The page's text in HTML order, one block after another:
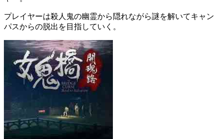
プレイヤーは殺人鬼の幽霊から隠れながら謎を解いてキャン
パスからの脱出を目指していく。